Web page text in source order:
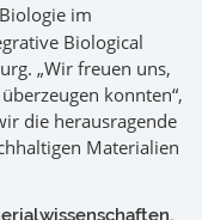
im
Biological
„Wir freuen uns,
konnten“,
die herausragende
Materialien